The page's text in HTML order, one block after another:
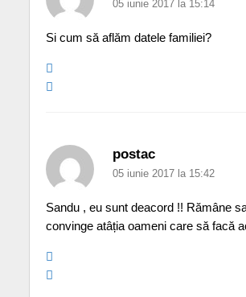
05 iunie 2017 la 15:14
Si cum să aflăm datele familiei?
postac
05 iunie 2017 la 15:42
Sandu , eu sunt deacord !! Rămâne
convinge atâția oameni care să facă